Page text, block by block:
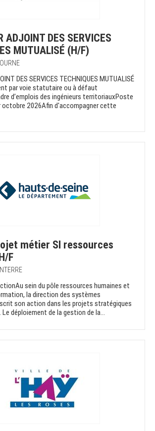
ADJOINT DES SERVICES
MUTUALISÉ (H/F)
DES SERVICES TECHNIQUES MUTUALISÉ
par voie statutaire ou à défaut
d’emplois des ingénieurs territoriauxPoste
octobre 2026Afin d'accompagner cette
métier SI ressources
F
sein du pôle ressources humaines et
la direction des systèmes
son action dans les projets stratégiques
déploiement de la gestion de la...